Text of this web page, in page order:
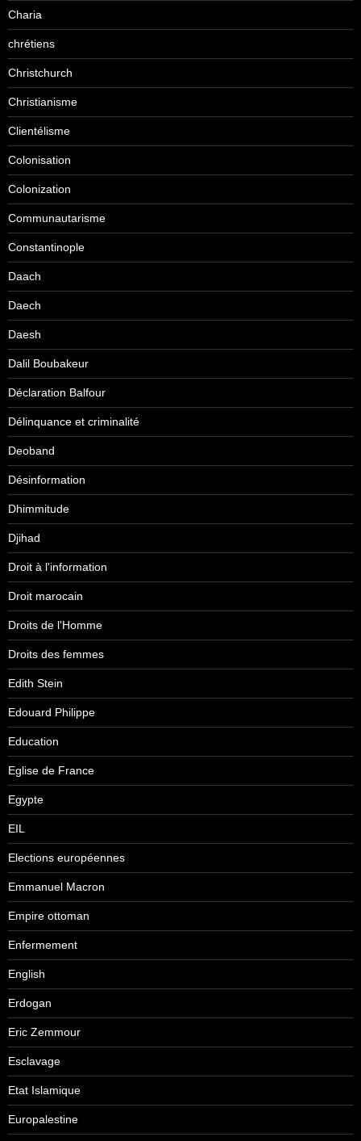
Charia
chrétiens
Christchurch
Christianisme
Clientélisme
Colonisation
Colonization
Communautarisme
Constantinople
Daach
Daech
Daesh
Dalil Boubakeur
Déclaration Balfour
Délinquance et criminalité
Deoband
Désinformation
Dhimmitude
Djihad
Droit à l'information
Droit marocain
Droits de l'Homme
Droits des femmes
Edith Stein
Edouard Philippe
Education
Eglise de France
Egypte
EIL
Elections européennes
Emmanuel Macron
Empire ottoman
Enfermement
English
Erdogan
Eric Zemmour
Esclavage
Etat Islamique
Europalestine